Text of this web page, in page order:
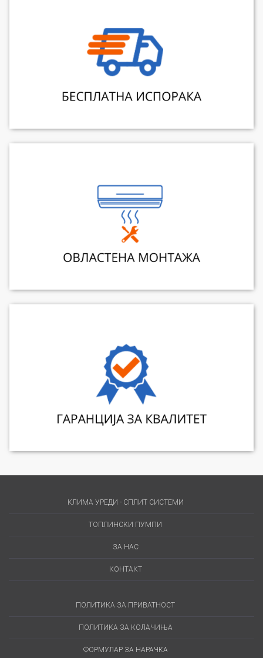
КЛИМА УРЕДИ - СПЛИТ СИСТЕМИ
ТОПЛИНСКИ ПУМПИ
ЗА НАС
КОНТАКТ
ПОЛИТИКА ЗА ПРИВАТНОСТ
ПОЛИТИКА ЗА КОЛАЧИЊА
ФОРМУЛАР ЗА НАРАЧКА